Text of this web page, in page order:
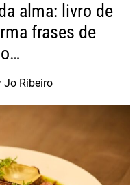
alma: livro de
frases de
Jo Ribeiro